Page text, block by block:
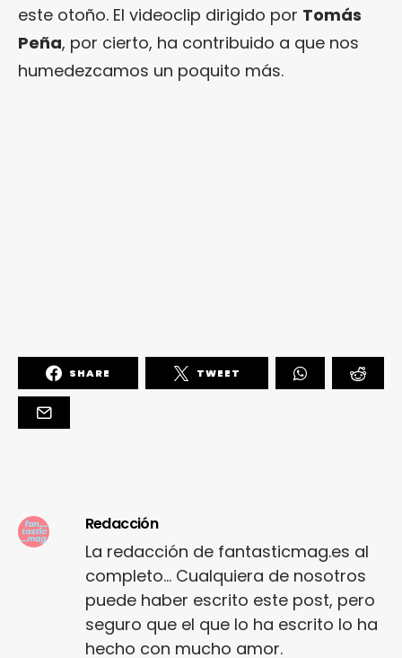
este otoño. El videoclip dirigido por Tomás
Peña, por cierto, ha contribuido a que nos
humedezcamos un poquito más.
SHARE TWEET
Redacción
La redacción de fantasticmag.es al
completo... Cualquiera de nosotros
puede haber escrito este post, pero
seguro que el que lo ha escrito lo ha
hecho con mucho amor.